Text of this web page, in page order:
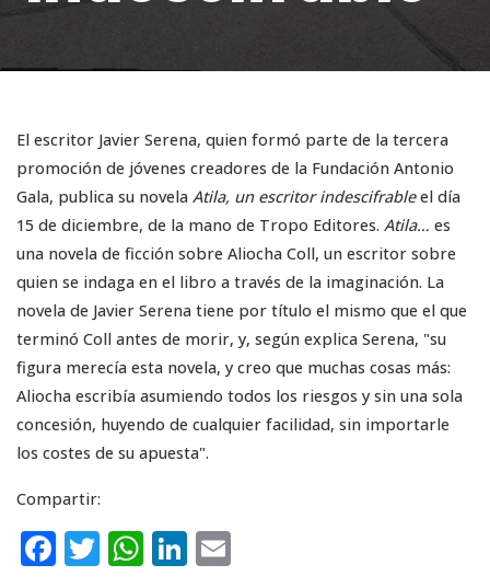
El escritor Javier Serena, quien formó parte de la tercera
promoción de jóvenes creadores de la Fundación Antonio
Gala, publica su novela Atila, un escritor indescifrableel día
15 de diciembre, de la mano de Tropo Editores. Atila… es
una novela de ficción sobre Aliocha Coll, un escritor sobre
quien se indaga en el libro a través de la imaginación. La
novela de Javier Serena tiene por título el mismo que el que
terminó Coll antes de morir, y, según explica Serena, "su
figura merecía esta novela, y creo que muchas cosas más:
Aliocha escribía asumiendo todos los riesgos y sin una sola
concesión, huyendo de cualquier facilidad, sin importarle
los costes de su apuesta".
Compartir:
F T W Li